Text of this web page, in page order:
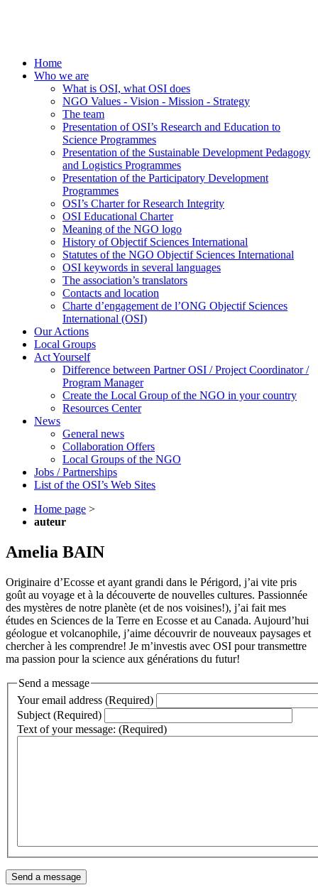
Home
Who we are
What is OSI, what OSI does
NGO Values - Vision - Mission - Strategy
The team
Presentation of OSI’s Research and Education to
Science Programmes
Presentation of the Sustainable Development Pedagogy
and Logistics Programmes
Presentation of the Participatory Development
Programmes
OSI’s Charter for Research Integrity
OSI Educational Charter
Meaning of the NGO logo
History of Objectif Sciences International
Statutes of the NGO Objectif Sciences International
OSI keywords in several languages
The association’s translators
Contacts and location
Charte d’engagement de l’ONG Objectif Sciences
International (OSI)
Our Actions
Local Groups
Act Yourself
Difference between Partner OSI / Project Coordinator /
Program Manager
Create the Local Group of the NGO in your country
Resources Center
News
General news
Collaboration Offers
Local Groups of the NGO
Jobs / Partnerships
List of the OSI’s Web Sites
Home page >
auteur
Amelia BAIN
Originaire d’Ecosse et ayant grandi dans le Périgord, j’ai vite pris
goût au voyage et à la découverte de nouvelles cultures. Passionnée
des mystères de notre planète (et de nos voisines!), j’ai fait mes
études en Sciences de la Terre en Ecosse et au Canada. Aujourd’hui
géologue et volcanophile, j’aime découvrir de nouveaux paysages et
chercher à les comprendre! Je m’investis avec OSI pour transmettre
ma passion pour la science aux générations du futur!
Send a message
Your email address (Required)
Subject (Required)
Text of your message: (Required)